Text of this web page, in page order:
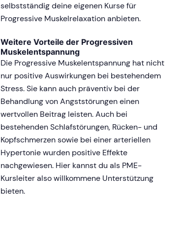
selbstständig deine eigenen Kurse für
Progressive Muskelrelaxation anbieten.
Weitere Vorteile der Progressiven
Muskelentspannung
Die Progressive Muskelentspannung hat nicht
nur positive Auswirkungen bei bestehendem
Stress. Sie kann auch präventiv bei der
Behandlung von Angststörungen einen
wertvollen Beitrag leisten. Auch bei
bestehenden Schlafstörungen, Rücken- und
Kopfschmerzen sowie bei einer arteriellen
Hypertonie wurden positive Effekte
nachgewiesen. Hier kannst du als PME-
Kursleiter also willkommene Unterstützung
bieten.